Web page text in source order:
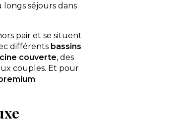
séjours dans
pair et se situent
différents bassins
couverte, des
couples. Et pour
.